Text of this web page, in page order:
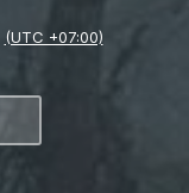
(UTC +07:00)